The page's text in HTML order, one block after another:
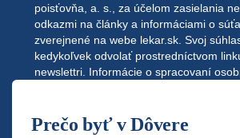
poisťovňa, a. s., za účelom zasielania
odkazmi na články a informáciami o
zverejnené na webe lekar.sk. Svoj
kedykoľvek odvolať prostredníctvom
newslettri. Informácie o spracovaní
Prečo byť v Dôvere